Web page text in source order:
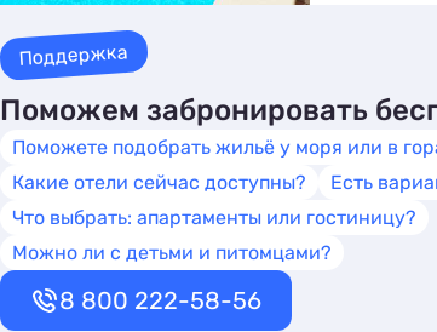
Поддержка
Поможем забронировать
Поможете подобрать жильё у моря или в
Какие отели сейчас доступны?
Есть
Что выбрать: апартаменты или гостиницу?
Можно ли с детьми и питомцами?
8 800 222-58-56